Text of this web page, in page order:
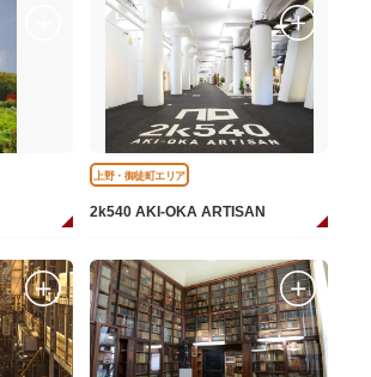
上野・御徒町エリア
2k540 AKI-OKA ARTISAN